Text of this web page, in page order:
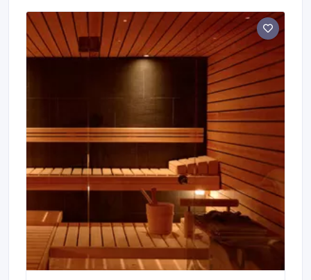
итоге получить отличную турецкую баню.